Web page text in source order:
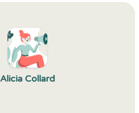
Alicia Collard